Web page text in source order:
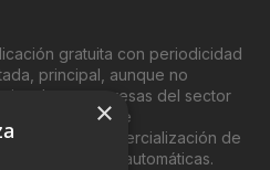
gratuita con periodicidad
principal, aunque no
y empresas del sector
el que se conoce
a la comercialización de
de máquinas automáticas.
×